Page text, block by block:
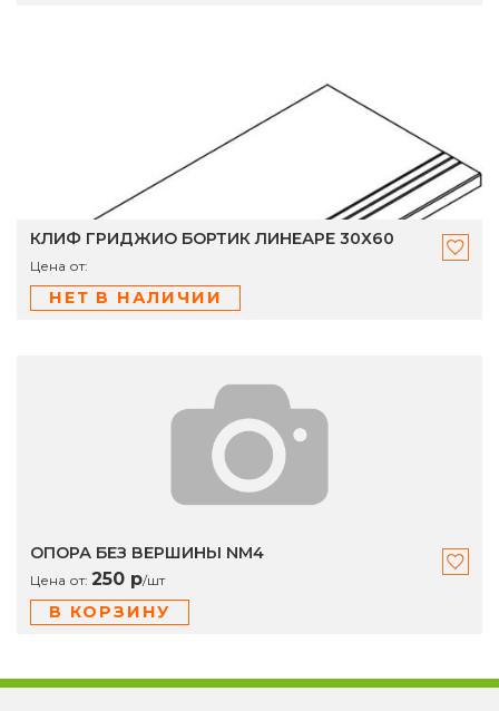
КЛИФ ГРИДЖИО БОРТИК ЛИНЕАРЕ 30Х60
Цена от:
НЕТ В НАЛИЧИИ
ОПОРА БЕЗ ВЕРШИНЫ NM4
Цена от: 250 р/шт
В КОРЗИНУ